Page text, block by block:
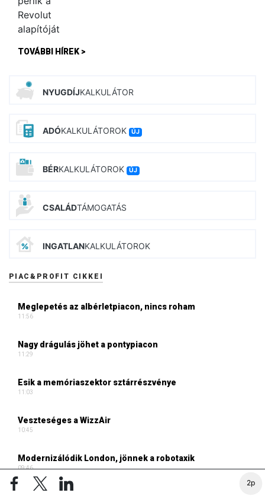
2p
TOVÁBBI HÍREK >
NYUGDÍJKALKULÁTOR
ADÓKALKULÁTOROK ÚJ
BÉRKALKULÁTOROK ÚJ
CSALÁDTÁMOGATÁS
INGATLANKALKULÁTOROK
PIAC&PROFIT CIKKEI
Meglepetés az albérletpiacon, nincs roham
11:56
Nagy drágulás jöhet a pontypiacon
11:29
Esik a memóriaszektor sztárrészvénye
11:03
Veszteséges a WizzAir
10:45
Modernizálódik London, jönnek a robotaxik
09:46